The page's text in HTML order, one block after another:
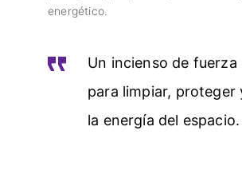
energético.
Un incienso de fuerza
para limpiar, proteger
la energía del espacio.